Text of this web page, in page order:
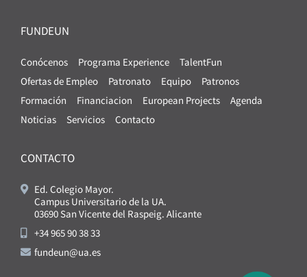
FUNDEUN
Conócenos Programa Experience
TalentFun
Ofertas de Empleo
Patronato Equipo
Patronos
Formación
Financiacion European Projects
Agenda
Noticias
Servicios Contacto
CONTACTO
Ed. Colegio Mayor.
Campus Universitario de la UA.
03690 San Vicente del Raspeig. Alicante
+34 965 90 38 33
fundeun@ua.es